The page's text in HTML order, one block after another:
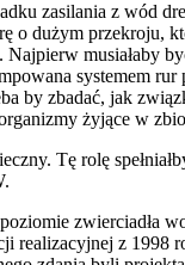
zasilania z wód
o dużym przekroju,
musiałaby
systemem
by zbadać, jak
żyjące w
Tę rolę
zwierciadła
realizacyjnej z 1998